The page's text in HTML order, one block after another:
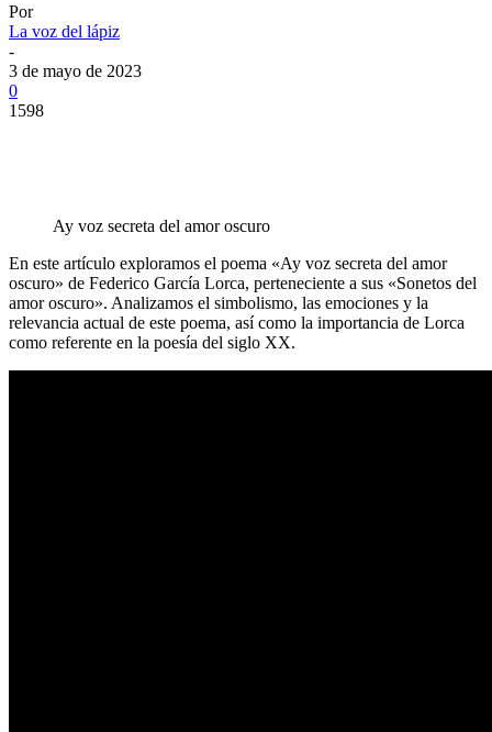
Por
La voz del lápiz
-
3 de mayo de 2023
0
1598
Ay voz secreta del amor oscuro
En este artículo exploramos el poema «Ay voz secreta del amor
oscuro» de Federico García Lorca, perteneciente a sus «Sonetos del
amor oscuro». Analizamos el simbolismo, las emociones y la
relevancia actual de este poema, así como la importancia de Lorca
como referente en la poesía del siglo XX.